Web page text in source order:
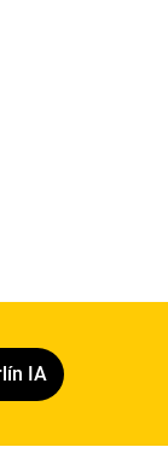
IA